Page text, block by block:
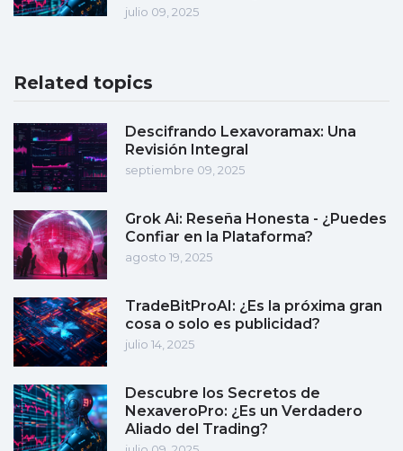
julio 09, 2025
Related topics
Descifrando Lexavoramax: Una
Revisión Integral
septiembre 09, 2025
Grok Ai: Reseña Honesta - ¿Puedes
Confiar en la Plataforma?
agosto 19, 2025
TradeBitProAI: ¿Es la próxima gran
cosa o solo es publicidad?
julio 14, 2025
Descubre los Secretos de
NexaveroPro: ¿Es un Verdadero
Aliado del Trading?